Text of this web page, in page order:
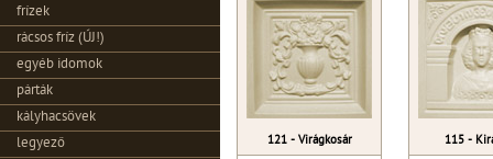
frízek
rácsos fríz (ÚJ!)
egyéb idomok
párták
kályhacsövek
legyező
121 - Virágkosár
115 -